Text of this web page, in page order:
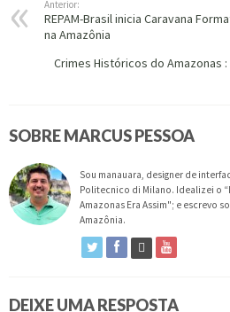
Anterior:
REPAM-Brasil inicia Caravana
na Amazônia
Crimes Históricos do Amazonas :
SOBRE MARCUS PESSOA
Sou manauara, designer de
Politecnico di Milano. Idealizei o
Amazonas Era Assim"; e escrevo
Amazônia.
DEIXE UMA RESPOSTA